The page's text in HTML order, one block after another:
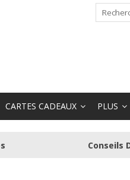
CARTES CADEAUX PLUS
Conseils